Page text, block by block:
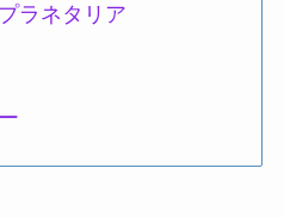
ラネタリア